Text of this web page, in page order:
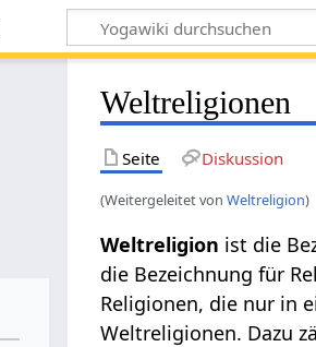
Weltreligionen
Seite Diskussion
(Weitergeleitet vonWeltreligion)
ist die
die Bezeichnung für
Religionen, die nur in
Weltreligionen. Dazu